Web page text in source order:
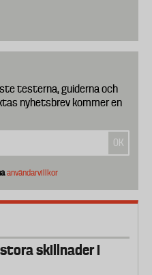
testerna, guiderna och
nyhetsbrev kommer en
användarvillkor
skillnader i